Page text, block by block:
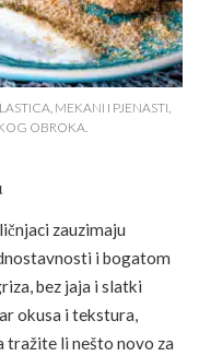
MEKANI I PJENASTI,
OBROKA.
zauzimaju
i bogatom
bez jaja i slatki
okusa i tekstura,
tražite li nešto novo za